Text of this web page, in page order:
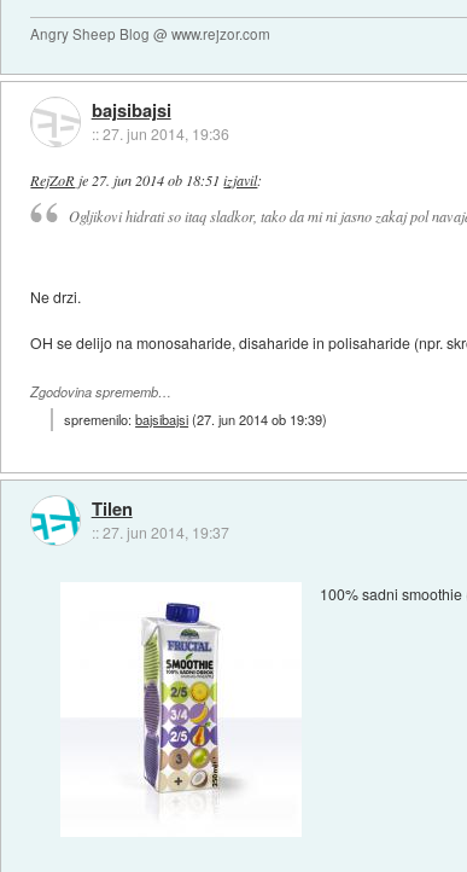
Angry Sheep Blog @ www.rejzor.com
bajsibajsi
::27. jun 2014, 19:36
RejZoR je 27. jun 2014 ob 18:51 izjavil:
Ogljikovi hidrati so itaq sladkor, tako da mi ni jasno zakaj pol
Ne drzi.
OH se delijo na monosaharide, disaharide in polisaharide (npr.
Zgodovina sprememb…
spremenilo:bajsibajsi(27. jun 2014 ob 19:39)
Tilen
::27. jun 2014, 19:37
100% sadni smoothie